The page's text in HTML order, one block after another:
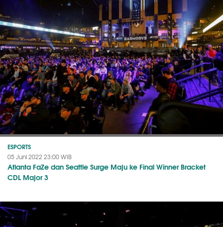
ESPORTS
05 Juni 2022 23:00 WIB
Atlanta FaZe dan Seattle Surge Maju ke Final Winner Bracket
CDL Major 3